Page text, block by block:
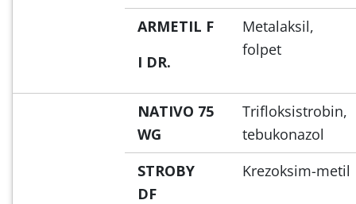
ARMETIL F
I DR.
Metalaksil,
folpet
NATIVO 75
WG
Trifloksistrobin,
tebukonazol
STROBY
DF
Krezoksim-metil